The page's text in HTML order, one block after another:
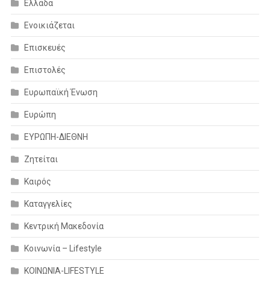
Ελλάδα
Ενοικιάζεται
Επισκευές
Επιστολές
Ευρωπαϊκή Ένωση
Ευρώπη
ΕΥΡΩΠΗ-ΔΙΕΘΝΗ
Ζητείται
Καιρός
Καταγγελίες
Κεντρική Μακεδονία
Κοινωνία – Lifestyle
ΚΟΙΝΩΝΙΑ-LIFESTYLE